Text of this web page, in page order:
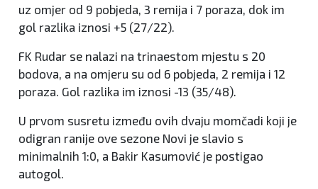
uz omjer od 9 pobjeda, 3 remija i 7 poraza, dok im
gol razlika iznosi +5 (27/22).
FK Rudar se nalazi na trinaestom mjestu s 20
bodova, a na omjeru su od 6 pobjeda, 2 remija i 12
poraza. Gol razlika im iznosi -13 (35/48).
U prvom susretu između ovih dvaju momčadi koji je
odigran ranije ove sezone Novi je slavio s
minimalnih 1:0, a Bakir Kasumović je postigao
autogol.